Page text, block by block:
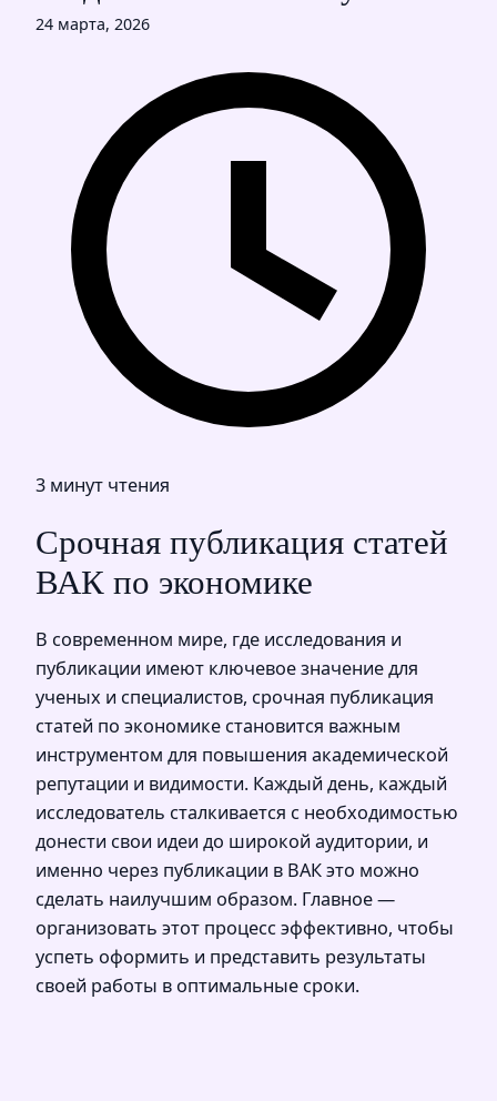
24 марта, 2026
3 минут чтения
Срочная публикация статей
ВАК по экономике
В современном мире, где исследования и
публикации имеют ключевое значение для
ученых и специалистов, срочная публикация
статей по экономике становится важным
инструментом для повышения академической
репутации и видимости. Каждый день, каждый
исследователь сталкивается с необходимостью
донести свои идеи до широкой аудитории, и
именно через публикации в ВАК это можно
сделать наилучшим образом. Главное —
организовать этот процесс эффективно, чтобы
успеть оформить и представить результаты
своей работы в оптимальные сроки.